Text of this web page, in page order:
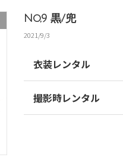
No,9 黒/兜
2021/9/3
衣装レンタル
撮影時レンタル